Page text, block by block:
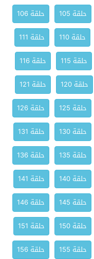
حلقة 105
حلقة 106
حلقة 110
حلقة 111
حلقة 115
حلقة 116
حلقة 120
حلقة 121
حلقة 125
حلقة 126
حلقة 130
حلقة 131
حلقة 135
حلقة 136
حلقة 140
حلقة 141
حلقة 145
حلقة 146
حلقة 150
حلقة 151
حلقة 155 حلقة 156